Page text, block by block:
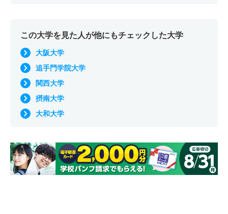
この大学を見た人が他にもチェックした大学
大阪大学
追手門学院大学
関西大学
摂南大学
大和大学